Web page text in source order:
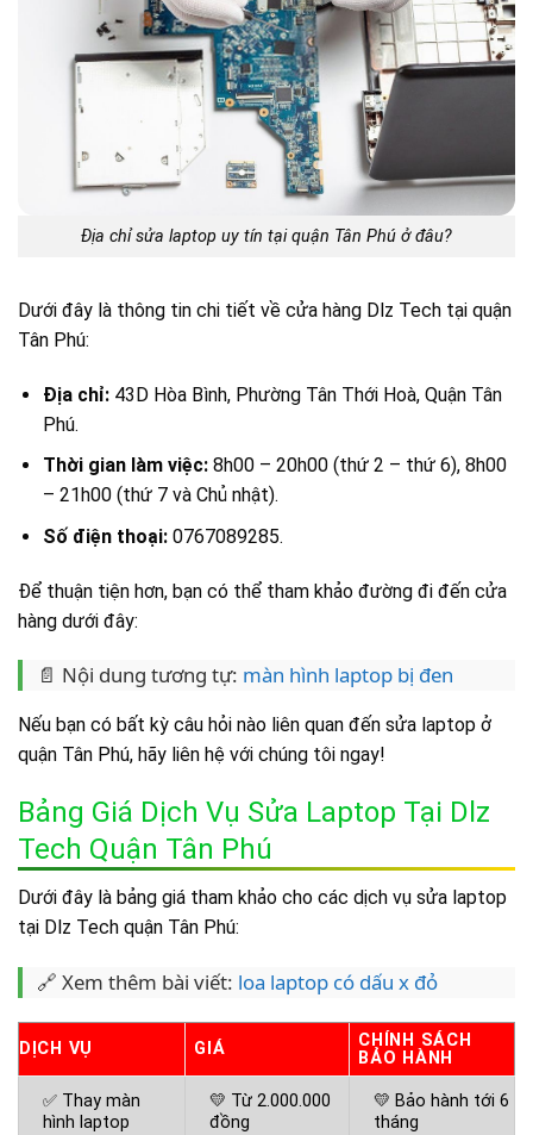
Địa chỉ sửa laptop uy tín tại quận Tân Phú ở đâu?
Dưới đây là thông tin chi tiết về cửa hàng Dlz Tech tại quận
Tân Phú:
Địa chỉ:43D Hòa Bình, Phường Tân Thới Hoà, Quận Tân
Phú.
Thời gian làm việc:8h00 – 20h00 (thứ 2 – thứ 6), 8h00
– 21h00 (thứ 7 và Chủ nhật).
Số điện thoại:0767089285.
Để thuận tiện hơn, bạn có thể tham khảo đường đi đến cửa
hàng dưới đây:
📄 Nội dung tương tự: màn hình laptop bị đen
Nếu bạn có bất kỳ câu hỏi nào liên quan đến sửa laptop ở
quận Tân Phú, hãy liên hệ với chúng tôi ngay!
Bảng Giá Dịch Vụ Sửa Laptop Tại Dlz
Tech Quận Tân Phú
Dưới đây là bảng giá tham khảo cho các dịch vụ sửa laptop
tại Dlz Tech quận Tân Phú:
🔗 Xem thêm bài viết: loa laptop có dấu x đỏ
DỊCH VỤ GIÁ
CHÍNH SÁCH
BẢO HÀNH
✅ Thay màn
hình laptop
💛 Từ 2.000.000
đồng
💛 Bảo hành tới 6
tháng